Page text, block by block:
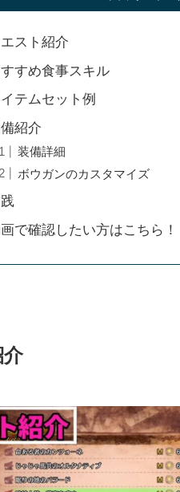
スト紹介
すめ食事スキル
テムセット例
紹介
装備詳細
ボウガンのカスタマイズ
で確認したい方はこちら！